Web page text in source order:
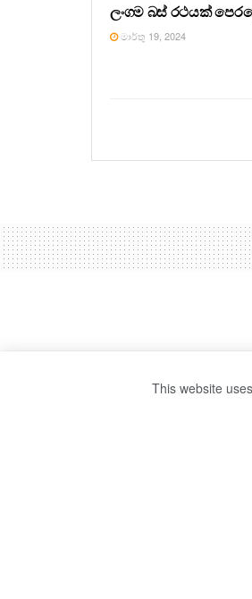
ලංගම බස් රථයක්
මාර්තු 19, 2024
This website